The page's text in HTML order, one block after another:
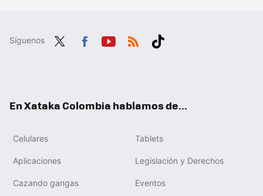
Síguenos
En Xataka Colombia hablamos de...
Celulares Tablets
Aplicaciones Legislación y Derechos
Cazando gangas Eventos